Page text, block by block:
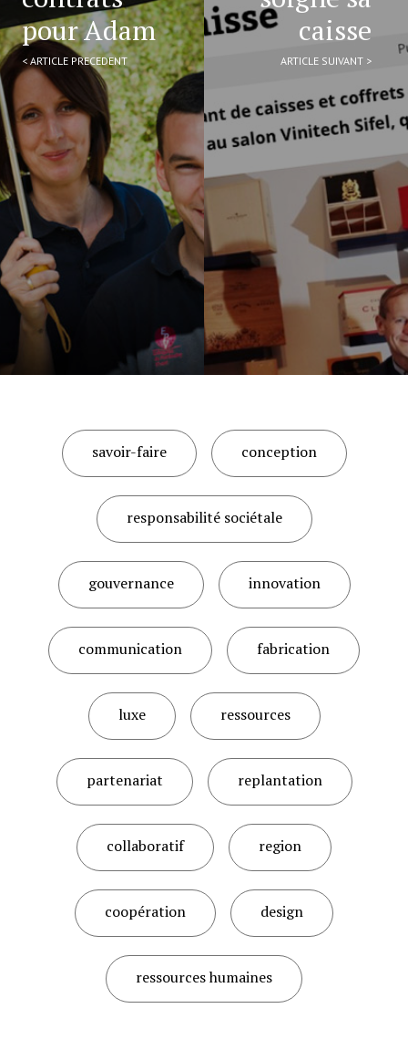
pour Adam
< ARTICLE PRECEDENT
caisse
ARTICLE SUIVANT >
savoir-faire conception
responsabilité sociétale
gouvernance innovation
communication fabrication
luxe ressources
partenariat replantation
collaboratif region
coopération design
ressources humaines